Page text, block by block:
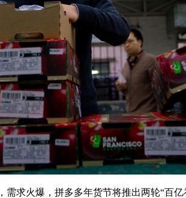
求火爆，拼多多年货节将推出两轮“百亿